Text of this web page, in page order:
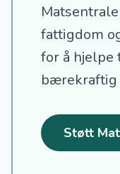
fattigdom
for å hjelpe
bærekraftig
Støtt